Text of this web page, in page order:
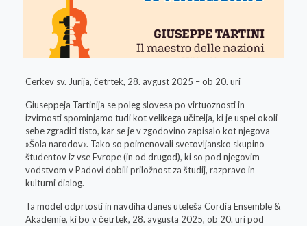
Cerkev sv. Jurija, četrtek, 28. avgust 2025 – ob 20. uri
Giuseppeja Tartinija se poleg slovesa po virtuoznosti in
izvirnosti spominjamo tudi kot velikega učitelja, ki je uspel okoli
sebe zgraditi tisto, kar se je v zgodovino zapisalo kot njegova
»Šola narodov«. Tako so poimenovali svetovljansko skupino
študentov iz vse Evrope (in od drugod), ki so pod njegovim
vodstvom v Padovi dobili priložnost za študij, razpravo in
kulturni dialog.
Ta model odprtosti in navdiha danes uteleša Cordia Ensemble &
Akademie, ki bo v četrtek, 28. avgusta 2025, ob 20. uri pod